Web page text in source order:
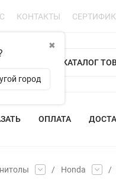
✖
город
КОНТАКТЫ
КАТАЛОГ
ОПЛАТА
/ Honda /